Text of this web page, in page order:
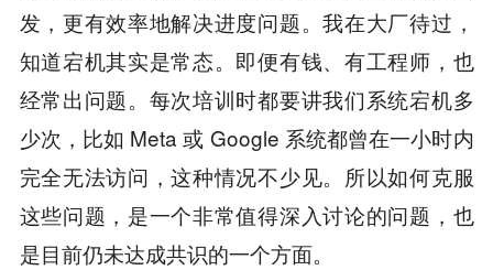
发，更有效率地解决进度问题。我在大厂待过，
知道宕机其实是常态。即便有钱、有工程师，也
经常出问题。每次培训时都要讲我们系统宕机多
少次，比如 Meta 或 Google 系统都曾在一小时内
完全无法访问，这种情况不少见。所以如何克服
这些问题，是一个非常值得深入讨论的问题，也
是目前仍未达成共识的一个方面。